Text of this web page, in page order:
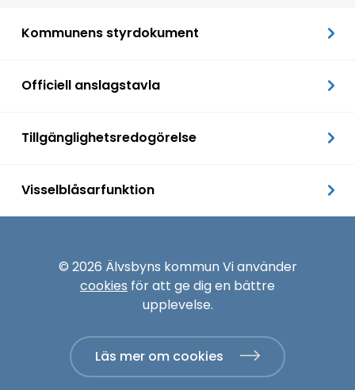
Kommunens styrdokument
Officiell anslagstavla
Tillgänglighetsredogörelse
Visselblåsarfunktion
© 2026 Älvsbyns kommun Vi använder
cookies för att ge dig en bättre
upplevelse.
Läs mer om cookies